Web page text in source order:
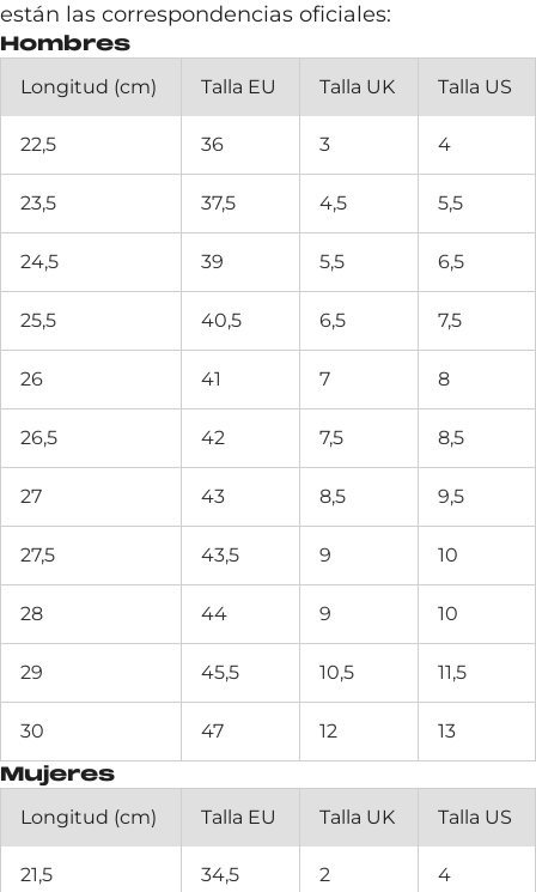
están las correspondencias oficiales:
Hombres
Longitud (cm) Talla EU Talla UK Talla US
22,5 36 3 4
23,5 37,5 4,5 5,5
24,5 39 5,5 6,5
25,5 40,5 6,5 7,5
26 41 7 8
26,5 42 7,5 8,5
27 43 8,5 9,5
27,5 43,5 9 10
28 44 9 10
29 45,5 10,5 11,5
30 47 12 13
Mujeres
Longitud (cm) Talla EU Talla UK Talla US
21,5 34,5 2 4